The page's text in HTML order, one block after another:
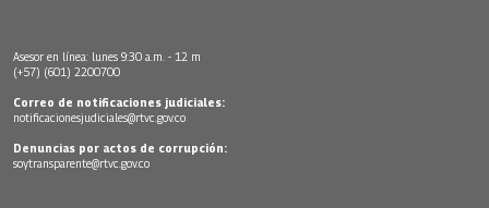
Asesor en línea: lunes 9:30 a.m. - 12 m
(+57) (601) 2200700
Correo de notificaciones judiciales:
notificacionesjudiciales@rtvc.gov.co
Denuncias por actos de corrupción:
soytransparente@rtvc.gov.co